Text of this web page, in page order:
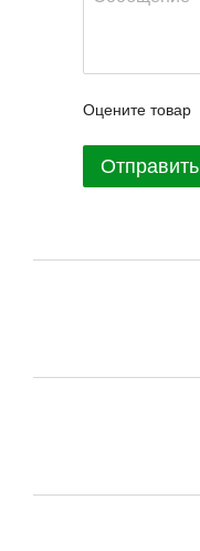
Оцените товар
Отправить